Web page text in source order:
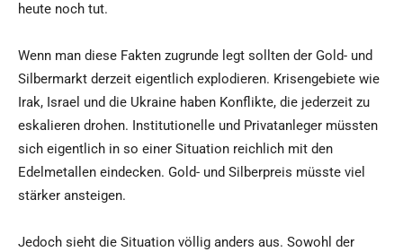
heute noch tut.
Wenn man diese Fakten zugrunde legt sollten der Gold- und
Silbermarkt derzeit eigentlich explodieren. Krisengebiete wie
Irak, Israel und die Ukraine haben Konflikte, die jederzeit zu
eskalieren drohen. Institutionelle und Privatanleger müssten
sich eigentlich in so einer Situation reichlich mit den
Edelmetallen eindecken. Gold- und Silberpreis müsste viel
stärker ansteigen.
Jedoch sieht die Situation völlig anders aus. Sowohl der